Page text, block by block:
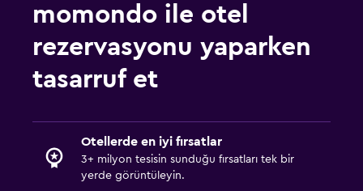
momondo ile otel
rezervasyonu yaparken
tasarruf et
Otellerde en iyi fırsatlar
3+ milyon tesisin sunduğu fırsatları tek bir
yerde görüntüleyin.